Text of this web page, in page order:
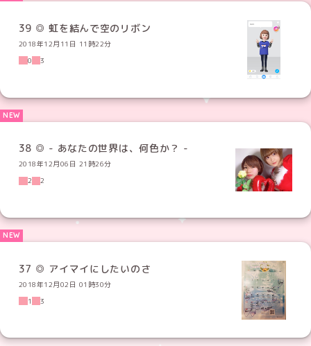
39 ◎ 虹を結んで空のリボン
2018年12月11日 11時22分
0
3
38 ◎ - あなたの世界は、何色か？ -
2018年12月06日 21時26分
2
2
37 ◎ アイマイにしたいのさ
2018年12月02日 01時30分
1
3